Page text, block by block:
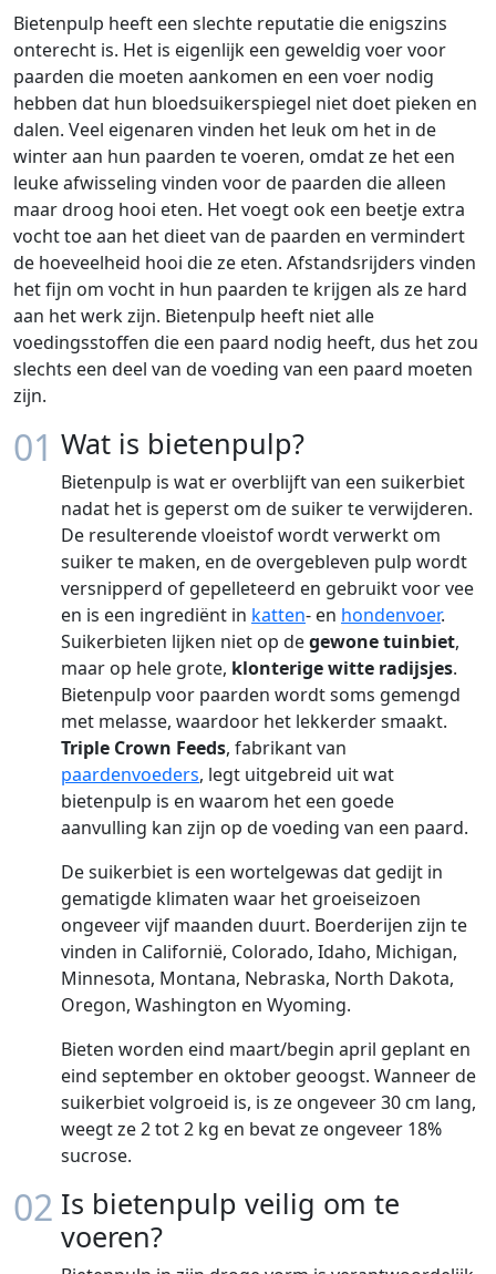
Bietenpulp heeft een slechte reputatie die enigszins
onterecht is. Het is eigenlijk een geweldig voer voor
paarden die moeten aankomen en een voer nodig
hebben dat hun bloedsuikerspiegel niet doet pieken en
dalen. Veel eigenaren vinden het leuk om het in de
winter aan hun paarden te voeren, omdat ze het een
leuke afwisseling vinden voor de paarden die alleen
maar droog hooi eten. Het voegt ook een beetje extra
vocht toe aan het dieet van de paarden en vermindert
de hoeveelheid hooi die ze eten. Afstandsrijders vinden
het fijn om vocht in hun paarden te krijgen als ze hard
aan het werk zijn. Bietenpulp heeft niet alle
voedingsstoffen die een paard nodig heeft, dus het zou
slechts een deel van de voeding van een paard moeten
zijn.
01 Wat is bietenpulp?
Bietenpulp is wat er overblijft van een suikerbiet
nadat het is geperst om de suiker te verwijderen.
De resulterende vloeistof wordt verwerkt om
suiker te maken, en de overgebleven pulp wordt
versnipperd of gepelleteerd en gebruikt voor vee
en is een ingrediënt in katten- en hondenvoer.
Suikerbieten lijken niet op degewone tuinbiet,
maar op hele grote, klonterige witte radijsjes.
Bietenpulp voor paarden wordt soms gemengd
met melasse, waardoor het lekkerder smaakt.
Triple Crown Feeds, fabrikant van
paardenvoeders, legt uitgebreid uit wat
bietenpulp is en waarom het een goede
aanvulling kan zijn op de voeding van een paard.
De suikerbiet is een wortelgewas dat gedijt in
gematigde klimaten waar het groeiseizoen
ongeveer vijf maanden duurt. Boerderijen zijn te
vinden in Californië, Colorado, Idaho, Michigan,
Minnesota, Montana, Nebraska, North Dakota,
Oregon, Washington en Wyoming.
Bieten worden eind maart/begin april geplant en
eind september en oktober geoogst. Wanneer de
suikerbiet volgroeid is, is ze ongeveer 30 cm lang,
weegt ze 2 tot 2 kg en bevat ze ongeveer 18%
sucrose.
02 Is bietenpulp veilig om te
voeren?